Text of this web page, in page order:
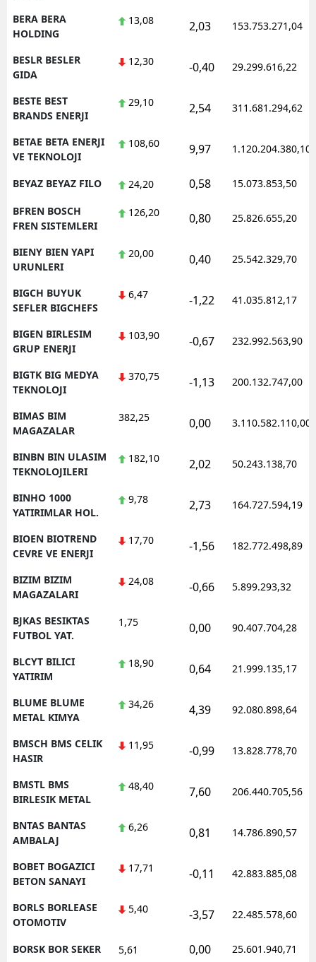
BERA BERA
HOLDING
13,08 2,03 153.753.271,04
BESLR BESLER
GIDA
12,30 -0,40 29.299.616,22
BESTE BEST
BRANDS ENERJI
29,10 2,54 311.681.294,62
BETAE BETA ENERJI
VE TEKNOLOJI
108,60 9,97 1.120.204.380,10
BEYAZ BEYAZ FILO 24,20 0,58 15.073.853,50
BFREN BOSCH
FREN SISTEMLERI
126,20 0,80 25.826.655,20
BIENY BIEN YAPI
URUNLERI
20,00 0,40 25.542.329,70
BIGCH BUYUK
SEFLER BIGCHEFS
6,47 -1,22 41.035.812,17
BIGEN BIRLESIM
GRUP ENERJI
103,90 -0,67 232.992.563,90
BIGTK BIG MEDYA
TEKNOLOJI
370,75 -1,13 200.132.747,00
BIMAS BIM
MAGAZALAR
382,25 0,00 3.110.582.110,00
BINBN BIN ULASIM
TEKNOLOJILERI
182,10 2,02 50.243.138,70
BINHO 1000
YATIRIMLAR HOL.
9,78 2,73 164.727.594,19
BIOEN BIOTREND
CEVRE VE ENERJI
17,70 -1,56 182.772.498,89
BIZIM BIZIM
MAGAZALARI
24,08 -0,66 5.899.293,32
BJKAS BESIKTAS
FUTBOL YAT.
1,75 0,00 90.407.704,28
BLCYT BILICI
YATIRIM
18,90 0,64 21.999.135,17
BLUME BLUME
METAL KIMYA
34,26 4,39 92.080.898,64
BMSCH BMS CELIK
HASIR
11,95 -0,99 13.828.778,70
BMSTL BMS
BIRLESIK METAL
48,40 7,60 206.440.705,56
BNTAS BANTAS
AMBALAJ
6,26 0,81 14.786.890,57
BOBET BOGAZICI
BETON SANAYI
17,71 -0,11 42.883.885,08
BORLS BORLEASE
OTOMOTIV
5,40 -3,57 22.485.578,60
BORSK BOR SEKER 5,61 0,00 25.601.940,71